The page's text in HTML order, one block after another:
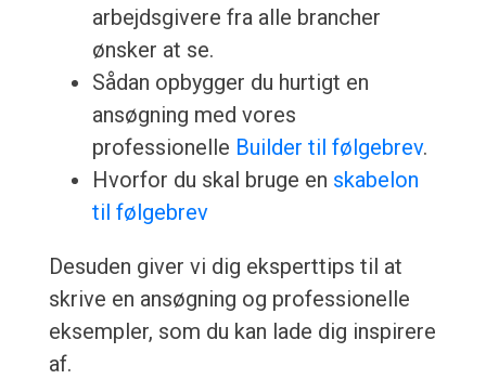
arbejdsgivere fra alle brancher
ønsker at se.
Sådan opbygger du hurtigt en
ansøgning med vores
professionelle Builder til følgebrev.
Hvorfor du skal bruge en skabelon
til følgebrev
Desuden giver vi dig eksperttips til at
skrive en ansøgning og professionelle
eksempler, som du kan lade dig inspirere
af.